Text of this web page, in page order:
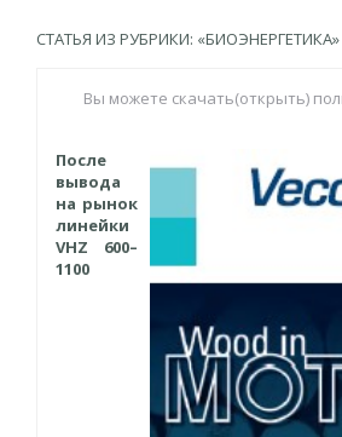
СТАТЬЯ ИЗ РУБРИКИ: «БИОЭНЕРГЕТИКА»
Вы можете скачать(открыть)
После
вывода
на рынок
линейки
VHZ 600–
1100